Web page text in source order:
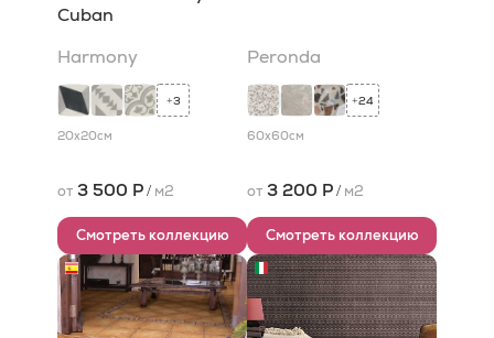
Cuban
Harmony
+3
20x20см
от 3 500 Р/ м2
Смотреть коллекцию
Peronda
+24
60x60см
от 3 200 Р/ м2
Смотреть коллекцию